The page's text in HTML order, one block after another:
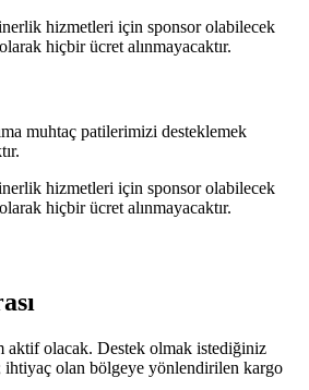
hizmetleri için sponsor olabilecek
hiçbir ücret alınmayacaktır.
muhtaç patilerimizi desteklemek
hizmetleri için sponsor olabilecek
hiçbir ücret alınmayacaktır.
aktif olacak. Destek olmak istediğiniz
ihtiyaç olan bölgeye yönlendirilen kargo